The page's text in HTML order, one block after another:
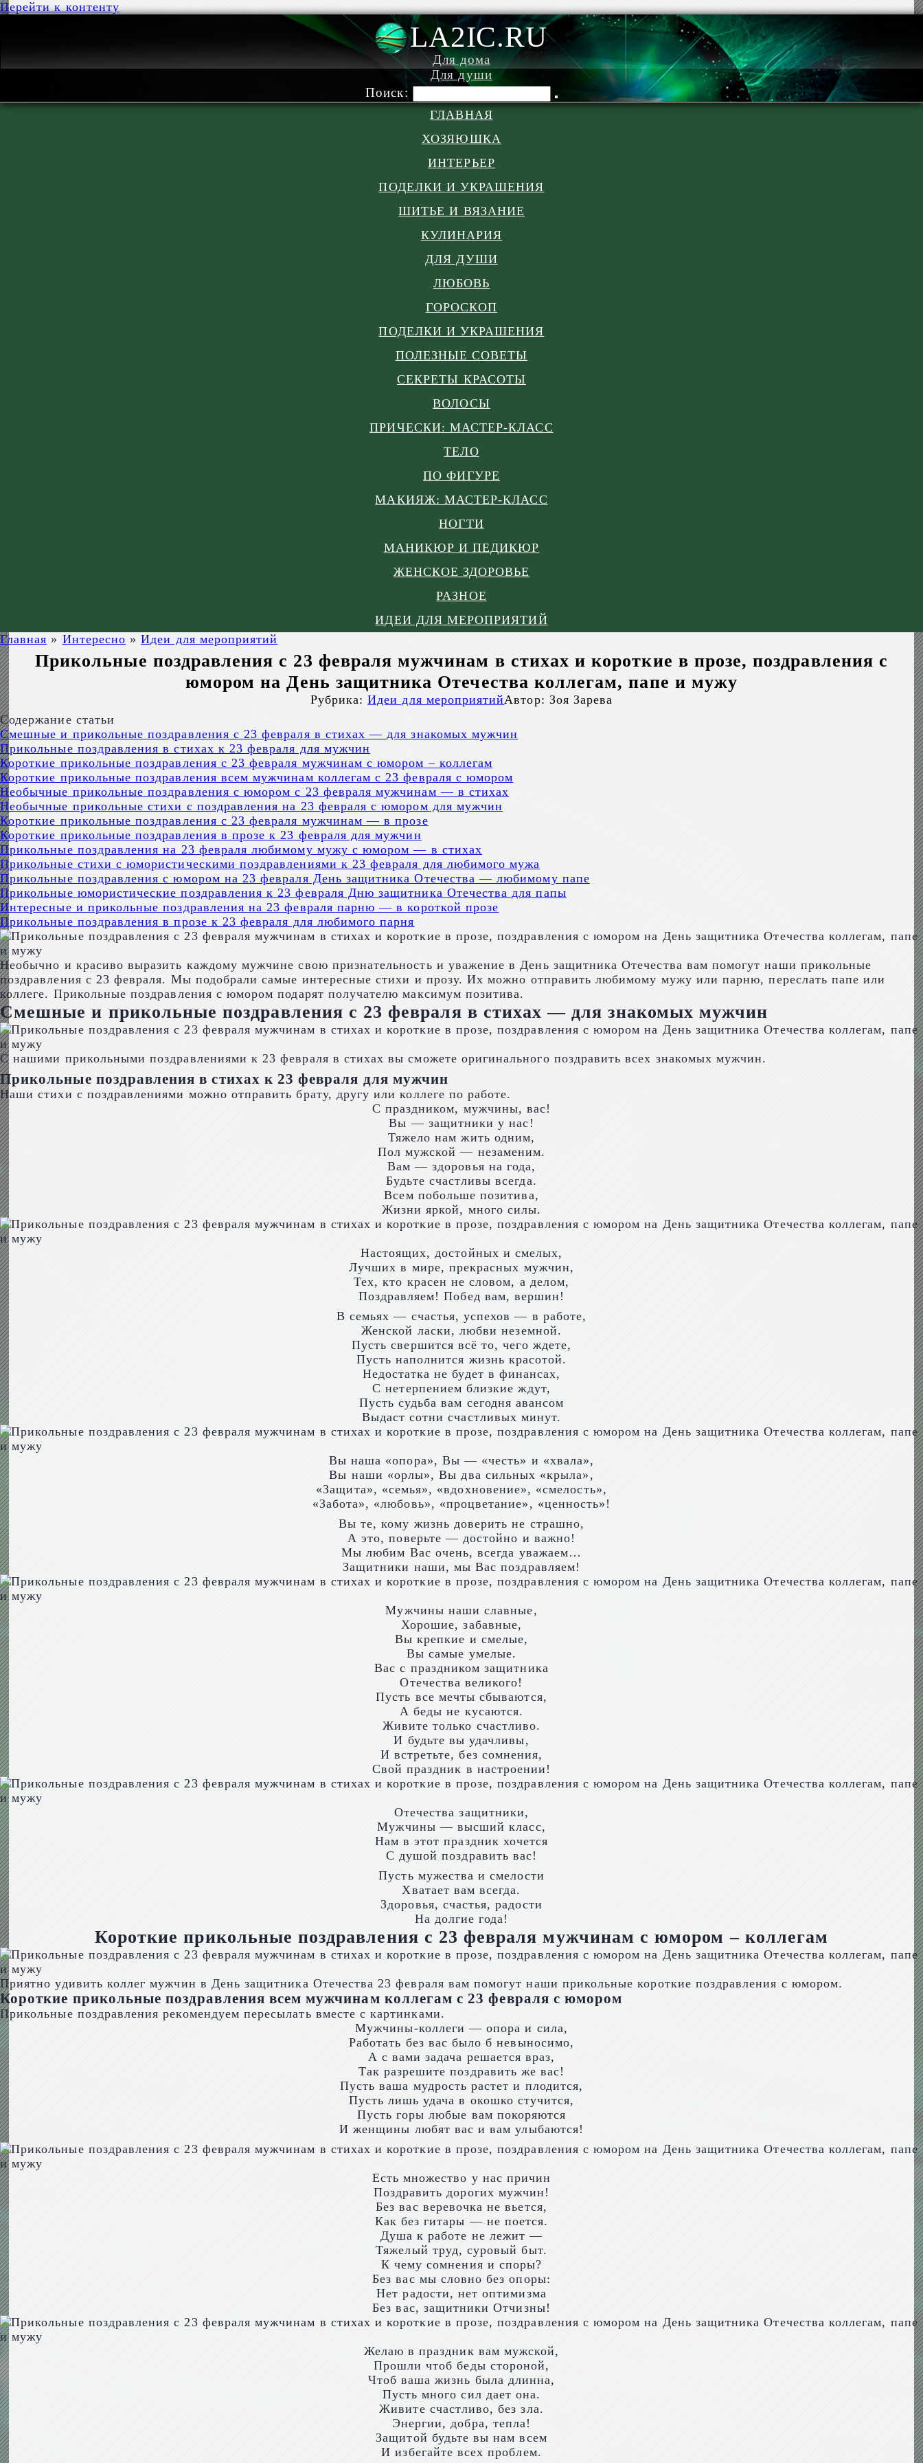
Перейти к контенту
LA2IC.RU
Для дома
Для души
Поиск:
ГЛАВНАЯ
ХОЗЯЮШКА
ИНТЕРЬЕР
ПОДЕЛКИ И УКРАШЕНИЯ
ШИТЬЕ И ВЯЗАНИЕ
КУЛИНАРИЯ
ДЛЯ ДУШИ
ЛЮБОВЬ
ГОРОСКОП
ПОДЕЛКИ И УКРАШЕНИЯ
ПОЛЕЗНЫЕ СОВЕТЫ
СЕКРЕТЫ КРАСОТЫ
ВОЛОСЫ
ПРИЧЕСКИ: МАСТЕР-КЛАСС
ТЕЛО
ПО ФИГУРЕ
МАКИЯЖ: МАСТЕР-КЛАСС
НОГТИ
МАНИКЮР И ПЕДИКЮР
ЖЕНСКОЕ ЗДОРОВЬЕ
РАЗНОЕ
ИДЕИ ДЛЯ МЕРОПРИЯТИЙ
Главная » Интересно » Идеи для мероприятий
Прикольные поздравления с 23 февраля мужчинам в стихах и короткие в прозе, поздравления с
юмором на День защитника Отечества коллегам, папе и мужу
Рубрика: Идеи для мероприятийАвтор: Зоя Зарева
Содержание статьи
Смешные и прикольные поздравления с 23 февраля в стихах — для знакомых мужчин
Прикольные поздравления в стихах к 23 февраля для мужчин
Короткие прикольные поздравления с 23 февраля мужчинам с юмором – коллегам
Короткие прикольные поздравления всем мужчинам коллегам с 23 февраля с юмором
Необычные прикольные поздравления с юмором с 23 февраля мужчинам — в стихах
Необычные прикольные стихи с поздравления на 23 февраля с юмором для мужчин
Короткие прикольные поздравления с 23 февраля мужчинам — в прозе
Короткие прикольные поздравления в прозе к 23 февраля для мужчин
Прикольные поздравления на 23 февраля любимому мужу с юмором — в стихах
Прикольные стихи с юмористическими поздравлениями к 23 февраля для любимого мужа
Прикольные поздравления с юмором на 23 февраля День защитника Отечества — любимому папе
Прикольные юмористические поздравления к 23 февраля Дню защитника Отечества для папы
Интересные и прикольные поздравления на 23 февраля парню — в короткой прозе
Прикольные поздравления в прозе к 23 февраля для любимого парня
Необычно и красиво выразить каждому мужчине свою признательность и уважение в День защитника Отечества вам помогут наши прикольные
поздравления с 23 февраля. Мы подобрали самые интересные стихи и прозу. Их можно отправить любимому мужу или парню, переслать папе или
коллеге. Прикольные поздравления с юмором подарят получателю максимум позитива.
Смешные и прикольные поздравления с 23 февраля в стихах — для знакомых мужчин
С нашими прикольными поздравлениями к 23 февраля в стихах вы сможете оригинального поздравить всех знакомых мужчин.
Прикольные поздравления в стихах к 23 февраля для мужчин
Наши стихи с поздравлениями можно отправить брату, другу или коллеге по работе.
С праздником, мужчины, вас!
Вы — защитники у нас!
Тяжело нам жить одним,
Пол мужской — незаменим.
Вам — здоровья на года,
Будьте счастливы всегда.
Всем побольше позитива,
Жизни яркой, много силы.
Настоящих, достойных и смелых,
Лучших в мире, прекрасных мужчин,
Тех, кто красен не словом, а делом,
Поздравляем! Побед вам, вершин!
В семьях — счастья, успехов — в работе,
Женской ласки, любви неземной.
Пусть свершится всё то, чего ждете,
Пусть наполнится жизнь красотой.
Недостатка не будет в финансах,
С нетерпением близкие ждут,
Пусть судьба вам сегодня авансом
Выдаст сотни счастливых минут.
Вы наша «опора», Вы — «честь» и «хвала»,
Вы наши «орлы», Вы два сильных «крыла»,
«Защита», «семья», «вдохновение», «смелость»,
«Забота», «любовь», «процветание», «ценность»!
Вы те, кому жизнь доверить не страшно,
А это, поверьте — достойно и важно!
Мы любим Вас очень, всегда уважаем…
Защитники наши, мы Вас поздравляем!
Мужчины наши славные,
Хорошие, забавные,
Вы крепкие и смелые,
Вы самые умелые.
Вас с праздником защитника
Отечества великого!
Пусть все мечты сбываются,
А беды не кусаются.
Живите только счастливо.
И будьте вы удачливы,
И встретьте, без сомнения,
Свой праздник в настроении!
Отечества защитники,
Мужчины — высший класс,
Нам в этот праздник хочется
С душой поздравить вас!
Пусть мужества и смелости
Хватает вам всегда.
Здоровья, счастья, радости
На долгие года!
Короткие прикольные поздравления с 23 февраля мужчинам с юмором – коллегам
Приятно удивить коллег мужчин в День защитника Отечества 23 февраля вам помогут наши прикольные короткие поздравления с юмором.
Короткие прикольные поздравления всем мужчинам коллегам с 23 февраля с юмором
Прикольные поздравления рекомендуем пересылать вместе с картинками.
Мужчины-коллеги — опора и сила,
Работать без вас было б невыносимо,
А с вами задача решается враз,
Так разрешите поздравить же вас!
Пусть ваша мудрость растет и плодится,
Пусть лишь удача в окошко стучится,
Пусть горы любые вам покоряются
И женщины любят вас и вам улыбаются!
Есть множество у нас причин
Поздравить дорогих мужчин!
Без вас веревочка не вьется,
Как без гитары — не поется.
Душа к работе не лежит —
Тяжелый труд, суровый быт.
К чему сомнения и споры?
Без вас мы словно без опоры:
Нет радости, нет оптимизма
Без вас, защитники Отчизны!
Желаю в праздник вам мужской,
Прошли чтоб беды стороной,
Чтоб ваша жизнь была длинна,
Пусть много сил дает она.
Живите счастливо, без зла.
Энергии, добра, тепла!
Защитой будьте вы нам всем
И избегайте всех проблем.